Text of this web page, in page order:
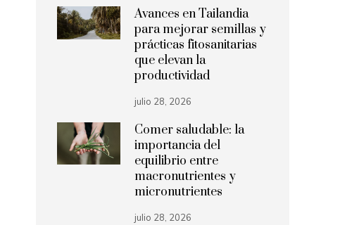
Avances en Tailandia
para mejorar semillas y
prácticas fitosanitarias
que elevan la
productividad
julio 28, 2026
Comer saludable: la
importancia del
equilibrio entre
macronutrientes y
micronutrientes
julio 28, 2026